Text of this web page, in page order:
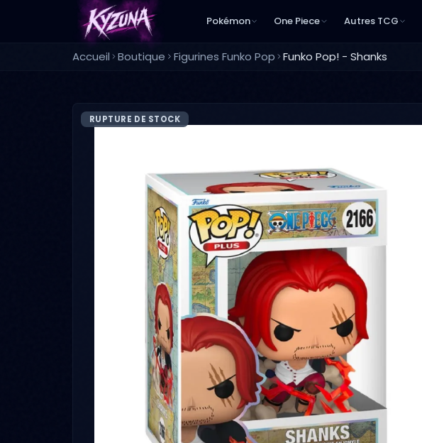
Pokémon One Piece Autres TCG
Accueil Boutique Figurines Funko Pop Funko Pop! - Shanks
RUPTURE DE STOCK